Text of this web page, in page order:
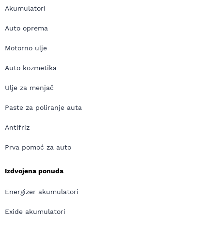
Akumulatori
Auto oprema
Motorno ulje
Auto kozmetika
Ulje za menjač
Paste za poliranje auta
Antifriz
Prva pomoć za auto
Izdvojena ponuda
Energizer akumulatori
Exide akumulatori